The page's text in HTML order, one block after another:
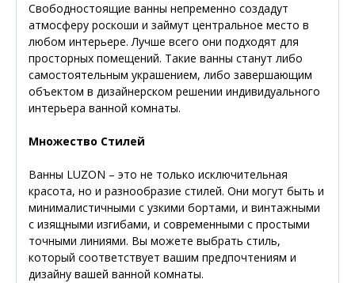
Свободностоящие ванны непременно создадут
атмосферу роскоши и займут центральное место в
любом интерьере. Лучше всего они подходят для
просторных помещений. Такие ванны станут либо
самостоятельным украшением, либо завершающим
объектом в дизайнерском решении индивидуального
интерьера ванной комнаты.
Множество Стилей
Ванны LUZON – это не только исключительная
красота, но и разнообразие стилей. Они могут быть и
минималистичными с узкими бортами, и винтажными
с изящными изгибами, и современными с простыми
точными линиями. Вы можете выбрать стиль,
который соответствует вашим предпочтениям и
дизайну вашей ванной комнаты.